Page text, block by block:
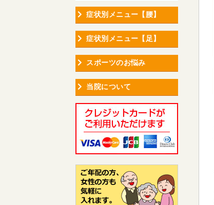
症状別メニュー【腰】
症状別メニュー【足】
スポーツのお悩み
当院について